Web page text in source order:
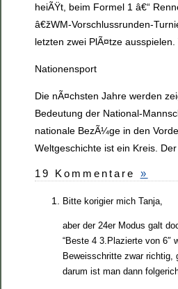
heiÃŸt, beim Formel 1 â€“
â€žWM-Vorschlussrunden-
letzten zwei PlÃ¤tze
Nationensport
Die nÃ¤chsten Jahre werden
Bedeutung der National-
nationale BezÃ¼ge in den
Weltgeschichte ist ein Kreis.
19 Kommentare »
Bitte korigier mich Tanja,
aber der 24er Modus galt
“Beste 4 3.Plazierte von
Beweisschritte zwar richtig,
darum ist man dann